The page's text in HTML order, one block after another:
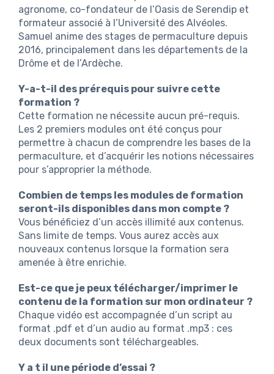
agronome, co-fondateur de l’Oasis de Serendip et
formateur associé à l’Université des Alvéoles.
Samuel anime des stages de permaculture depuis
2016, principalement dans les départements de la
Drôme et de l’Ardèche.
Y-a-t-il des prérequis pour suivre cette
formation ?
Cette formation ne nécessite aucun pré-requis.
Les 2 premiers modules ont été conçus pour
permettre à chacun de comprendre les bases de la
permaculture, et d’acquérir les notions nécessaires
pour s’approprier la méthode.
Combien de temps les modules de formation
seront-ils disponibles dans mon compte ?
Vous bénéficiez d’un accès illimité aux contenus.
Sans limite de temps. Vous aurez accès aux
nouveaux contenus lorsque la formation sera
amenée à être enrichie.
Est-ce que je peux télécharger/imprimer le
contenu de la formation sur mon ordinateur ?
Chaque vidéo est accompagnée d’un script au
format .pdf et d’un audio au format .mp3 : ces
deux documents sont téléchargeables.
Y a t il une période d’essai ?